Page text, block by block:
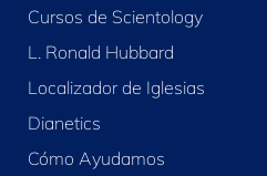
Cursos de Scientology
L. Ronald Hubbard
Localizador de Iglesias
Dianetics
Cómo Ayudamos